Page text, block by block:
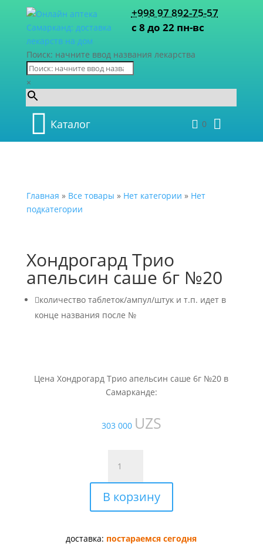
+998 97 892-75-57
с 8 до 22 пн-вс
Поиск: начните ввод названия лекарства
×
Каталог 0
Главная » Все товары » Нет категории » Нет
подкатегории
Хондрогард Трио
апельсин саше 6г №20
количество таблеток/ампул/штук и т.п. идет в
конце названия после №
Цена Хондрогард Трио апельсин саше 6г №20 в
Самарканде:
303 000 UZS
товара
Хондрогард
Трио
апельсин
6г
В корзину
доставка: постараемся сегодня